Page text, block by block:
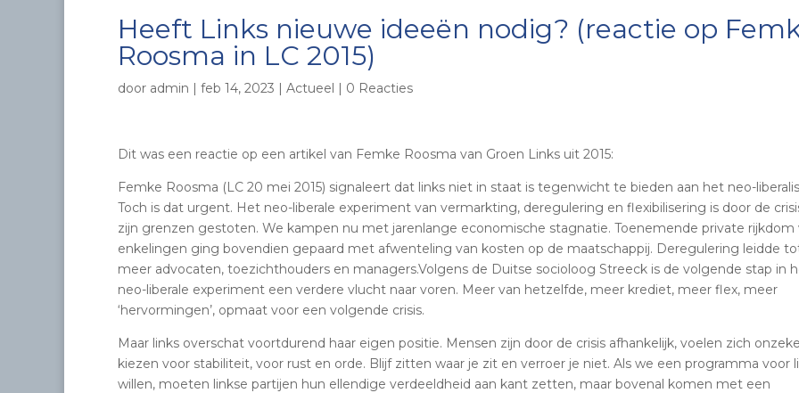
Heeft Links nieuwe ideeën nodig? (reactie op
Roosma in LC 2015)
door admin | feb 14, 2023 | Actueel | 0 Reacties
Dit was een reactie op een artikel van Femke Roosma van Groen Links uit 2015:
Femke Roosma (LC 20 mei 2015) signaleert dat links niet in staat is tegenwicht te bieden aan het neo-
Toch is dat urgent. Het neo-liberale experiment van vermarkting, deregulering en flexibilisering is door de
zijn grenzen gestoten. We kampen nu met jarenlange economische stagnatie. Toenemende private rijkdom
enkelingen ging bovendien gepaard met afwenteling van kosten op de maatschappij. Deregulering leidde
meer advocaten, toezichthouders en managers.Volgens de Duitse socioloog Streeck is de volgende stap in
neo-liberale experiment een verdere vlucht naar voren. Meer van hetzelfde, meer krediet, meer flex, meer
‘hervormingen’, opmaat voor een volgende crisis.
Maar links overschat voortdurend haar eigen positie. Mensen zijn door de crisis afhankelijk, voelen zich
kiezen voor stabiliteit, voor rust en orde. Blijf zitten waar je zit en verroer je niet. Als we een programma voor
willen, moeten linkse partijen hun ellendige verdeeldheid aan kant zetten, maar bovenal komen met een